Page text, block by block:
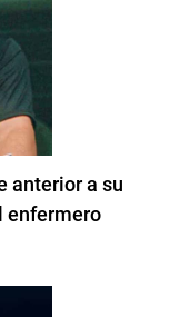
anterior a su
enfermero